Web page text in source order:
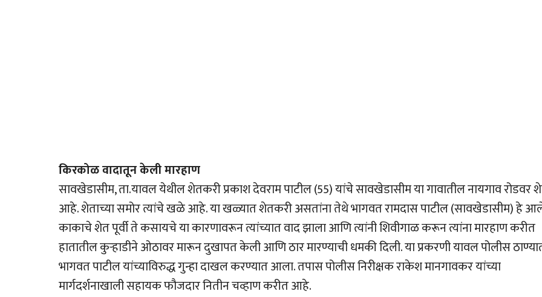
किरकोळ वादातून केली मारहाण
सावखेडासीम, ता.यावल येथील शेतकरी प्रकाश देवराम पाटील (55) यांचे सावखेडासीम या गावातील नायगाव रोडवर
आहे. शेताच्या समोर त्यांचे खळे आहे. या खळ्यात शेतकरी असतांना तेथे भागवत रामदास पाटील (सावखेडासीम) हे
काकाचे शेत पूर्वी ते कसायचे या कारणावरून त्यांच्यात वाद झाला आणि त्यांनी शिवीगाळ करून त्यांना मारहाण करीत
हातातील कुर्‍हाडीने ओठावर मारून दुखापत केली आणि ठार मारण्याची धमकी दिली. या प्रकरणी यावल पोलीस
भागवत पाटील यांच्याविरुद्ध गुन्हा दाखल करण्यात आला. तपास पोलीस निरीक्षक राकेश मानगावकर यांच्या
मार्गदर्शनाखाली सहायक फौजदार नितीन चव्हाण करीत आहे.